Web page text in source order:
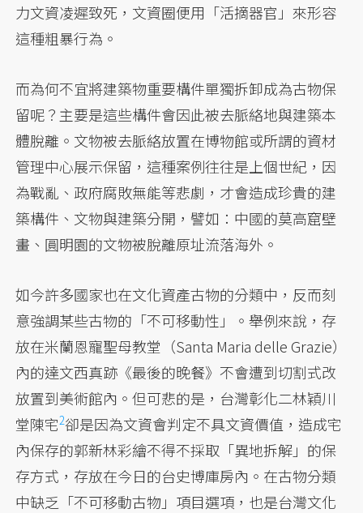
力文資凌遲致死，文資圈便用「活摘器官」來形容
這種粗暴行為。
而為何不宜將建築物重要構件單獨拆卸成為古物保
留呢？主要是這些構件會因此被去脈絡地與建築本
體脫離。文物被去脈絡放置在博物館或所謂的資材
管理中心展示保留，這種案例往往是上個世紀，因
為戰亂、政府腐敗無能等悲劇，才會造成珍貴的建
築構件、文物與建築分開，譬如：中國的莫高窟壁
畫、圓明園的文物被脫離原址流落海外。
如今許多國家也在文化資產古物的分類中，反而刻
意強調某些古物的「不可移動性」。舉例來說，存
放在米蘭恩寵聖母教堂（Santa Maria delle Grazie）
內的達文西真跡《最後的晚餐》不會遭到切割式改
放置到美術館內。但可悲的是，台灣彰化二林穎川
堂陳宅2卻是因為文資會判定不具文資價值，造成宅
內保存的郭新林彩繪不得不採取「異地拆解」的保
存方式，存放在今日的台史博庫房內。在古物分類
中缺乏「不可移動古物」項目選項，也是台灣文化